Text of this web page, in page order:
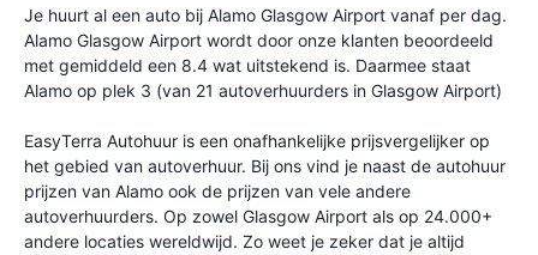
Je huurt al een auto bij Alamo Glasgow Airport vanaf per dag.
Alamo Glasgow Airport wordt door onze klanten beoordeeld
met gemiddeld een 8.4 wat uitstekend is. Daarmee staat
Alamo op plek 3 (van 21 autoverhuurders in Glasgow Airport)
EasyTerra Autohuur is een onafhankelijke prijsvergelijker op
het gebied van autoverhuur. Bij ons vind je naast de autohuur
prijzen van Alamo ook de prijzen van vele andere
autoverhuurders. Op zowel Glasgow Airport als op 24.000+
andere locaties wereldwijd. Zo weet je zeker dat je altijd